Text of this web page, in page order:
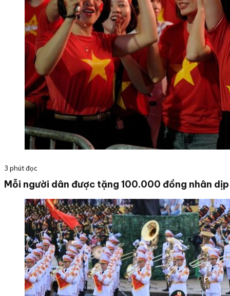
3 phút đọc
Mỗi người dân được tặng 100.000 đồng nhân